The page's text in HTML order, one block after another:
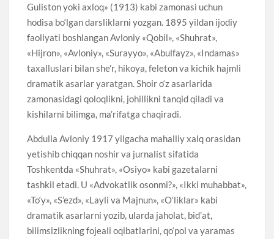
Guliston yoki axloq» (1913) kabi zamonasi uchun
hodisa bo‘lgan darsliklarni yozgan. 1895 yildan ijodiy
faoliyati boshlangan Avloniy «Qobil», «Shuhrat»,
«Hijron», «Avloniy», «Surayyo», «Abulfayz», «Indamas»
taxalluslari bilan she’r, hikoya, feleton va kichik hajmli
dramatik asarlar yaratgan. Shoir o‘z asarlarida
zamonasidagi qoloqlikni, johillikni tanqid qiladi va
kishilarni bilimga, ma’rifatga chaqiradi.
Abdulla Avloniy 1917 yilgacha mahalliy xalq orasidan
yetishib chiqqan noshir va jurnalist sifatida
Toshkentda «Shuhrat», «Osiyo» kabi gazetalarni
tashkil etadi. U «Advokatlik osonmi?», «Ikki muhabbat»,
«To‘y», «S’ezd», «Layli va Majnun», «O‘liklar» kabi
dramatik asarlarni yozib, ularda jaholat, bid’at,
bilimsizlikning fojeali oqibatlarini, qo‘pol va yaramas